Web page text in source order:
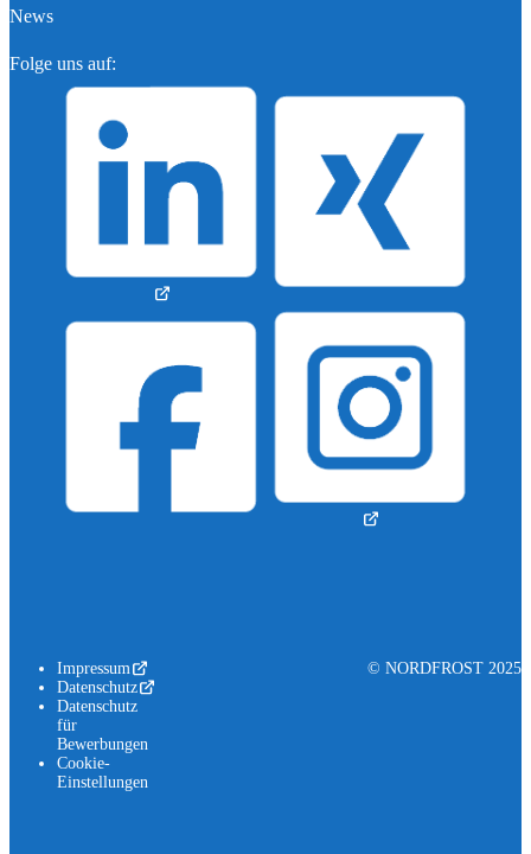
News
Folge uns auf:
Impressum
Datenschutz
Datenschutz
für
Bewerbungen
Cookie-
Einstellungen
© NORDFROST 2025